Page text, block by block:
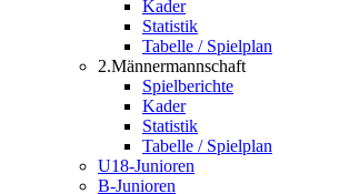
Kader
Statistik
Tabelle / Spielplan
2.Männermannschaft
Spielberichte
Kader
Statistik
Tabelle / Spielplan
U18-Junioren
B-Junioren